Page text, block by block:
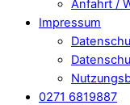
Anfahrt /
Impressum
0271 6819887